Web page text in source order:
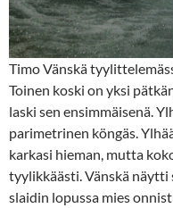
Timo Vänskä
Toinen koski on yksi
laski sen ensimmäisenä.
parimetrinen köngäs.
karkasi hieman, mutta
tyylikkäästi. Vänskä näytti
slaidin lopussa mies